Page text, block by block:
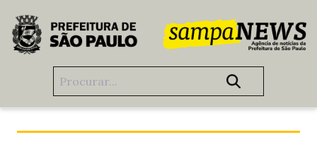
Pular para o Conteúdo principal